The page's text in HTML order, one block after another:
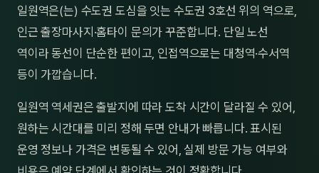
일원역은(는) 수도권 도심을 잇는 수도권 3호선 위의 역으로,
인근 출장마사지·홈타이 문의가 꾸준합니다. 단일 노선
역이라 동선이 단순한 편이고, 인접역으로는 대청역·수서역
등이 가깝습니다.
일원역 역세권은 출발지에 따라 도착 시간이 달라질 수 있어,
원하는 시간대를 미리 정해 두면 안내가 빠릅니다. 표시된
운영 정보나 가격은 변동될 수 있어, 실제 방문 가능 여부와